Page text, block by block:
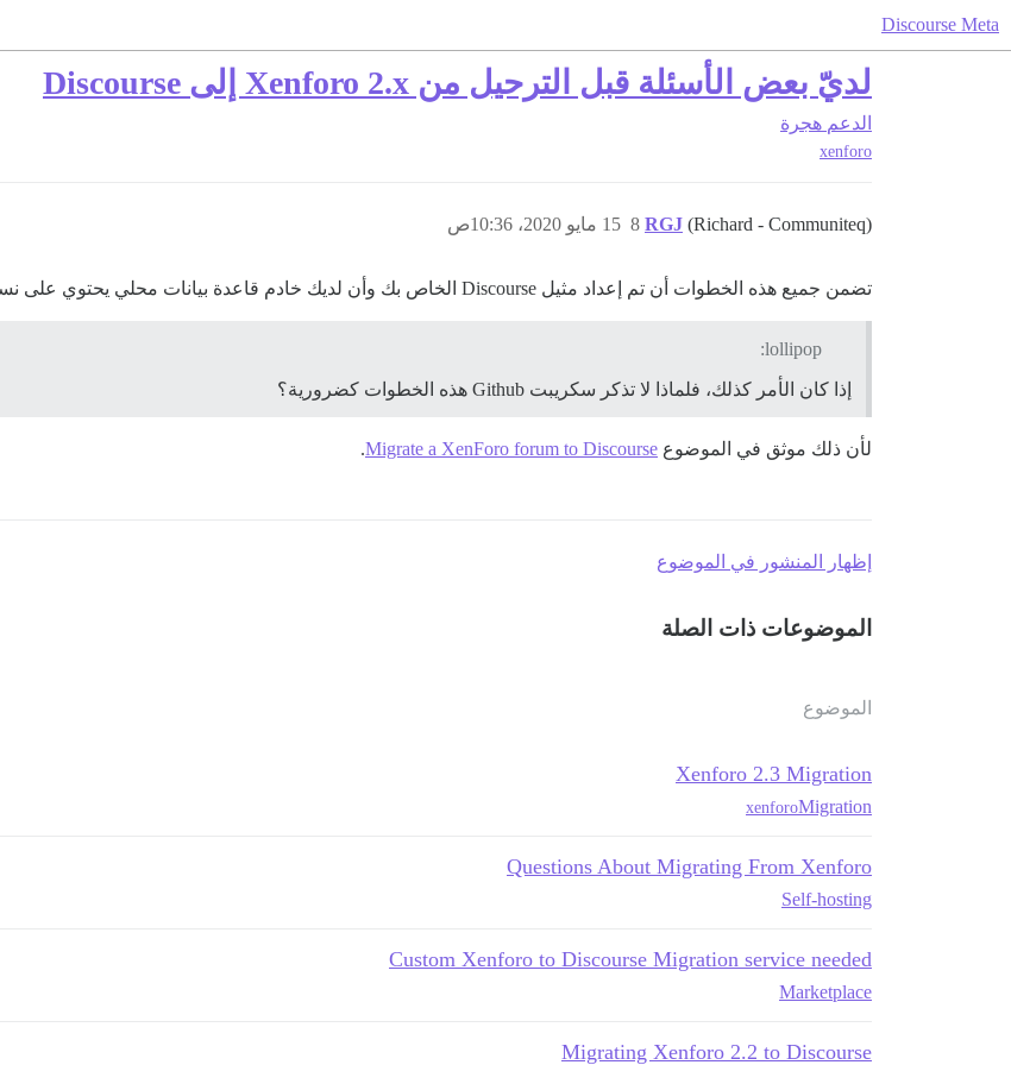
Discourse Meta
لديّ بعض الأسئلة قبل الترحيل من Xenforo 2.x إلى Discourse
الدعم هجرة
xenforo
RGJ (Richard - Communiteq) 15 مايو 2020، 10:36ص 8
تضمن جميع هذه الخطوات أن تم إعداد مثيل Discourse الخاص بك وأن لديك خادم قاعدة بيانات محلي يحتوي على نسخة من قاعدة بيانات Xenforo.
lollipop:
إذا كان الأمر كذلك، فلماذا لا تذكر سكريبت Github هذه الخطوات كضرورية؟
لأن ذلك موثق في الموضوع Migrate a XenForo forum to Discourse
.
إظهار المنشور في الموضوع
الموضوعات ذات الصلة
الموضوع
Xenforo 2.3 Migration
Migration
xenforo
Questions About Migrating From Xenforo
Self-hosting
Custom Xenforo to Discourse Migration service needed
Marketplace
Migrating Xenforo 2.2 to Discourse